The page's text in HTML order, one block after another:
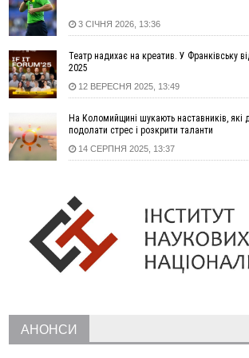
у полі невідому речовину
12:29
У МОЗ змінили підхід до госпіталізації та
роботи стаціонарів
12:07
На межі Прикарпаття і Тернопільщини
русло Золотої Липи та облаштували
рекорди
11:17
Росія вдарила по Харкову "Бандероллю":
пошкоджено цивільне підприємство
На Каскаді замість веж планують зробити
дитмайданчиком
09:31
На Верховинщині під час пожежі будинку
жінка
нетверезих водіїв
3 СІЧНЯ 2026, 13:36
Театр надихає на креатив. У Франківську
2025
12 ВЕРЕСНЯ 2025, 13:49
На Коломийщині шукають наставників, які
подолати стрес і розкрити таланти
14 СЕРПНЯ 2025, 13:37
АНОНСИ